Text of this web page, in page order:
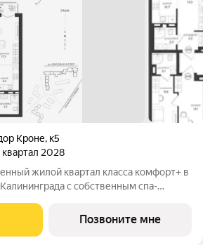
Кроне, к5
квартал 2028
с собственным спа-
эстетику и полноценную жизнь рядом
99%
Позвоните мне